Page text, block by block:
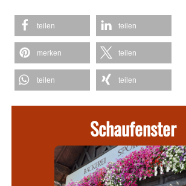
teilen teilen
merken teilen
teilen teilen
Schaufenster